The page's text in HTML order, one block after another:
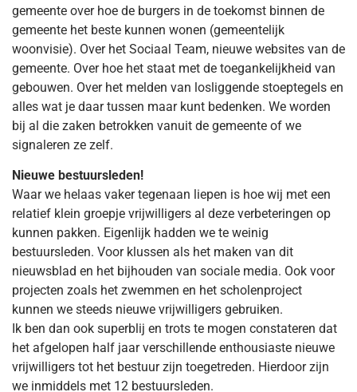
gemeente over hoe de burgers in de toekomst binnen de
gemeente het beste kunnen wonen (gemeentelijk
woonvisie). Over het Sociaal Team, nieuwe websites van de
gemeente. Over hoe het staat met de toegankelijkheid van
gebouwen. Over het melden van losliggende stoeptegels en
alles wat je daar tussen maar kunt bedenken. We worden
bij al die zaken betrokken vanuit de gemeente of we
signaleren ze zelf.
Nieuwe bestuursleden!
Waar we helaas vaker tegenaan liepen is hoe wij met een
relatief klein groepje vrijwilligers al deze verbeteringen op
kunnen pakken. Eigenlijk hadden we te weinig
bestuursleden. Voor klussen als het maken van dit
nieuwsblad en het bijhouden van sociale media. Ook voor
projecten zoals het zwemmen en het scholenproject
kunnen we steeds nieuwe vrijwilligers gebruiken.
Ik ben dan ook superblij en trots te mogen constateren dat
het afgelopen half jaar verschillende enthousiaste nieuwe
vrijwilligers tot het bestuur zijn toegetreden. Hierdoor zijn
we inmiddels met 12 bestuursleden.